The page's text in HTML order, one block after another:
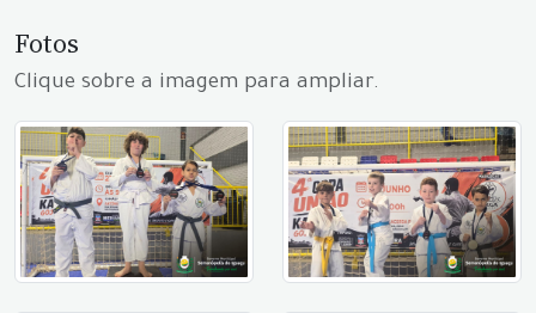
Fotos
Clique sobre a imagem para ampliar.